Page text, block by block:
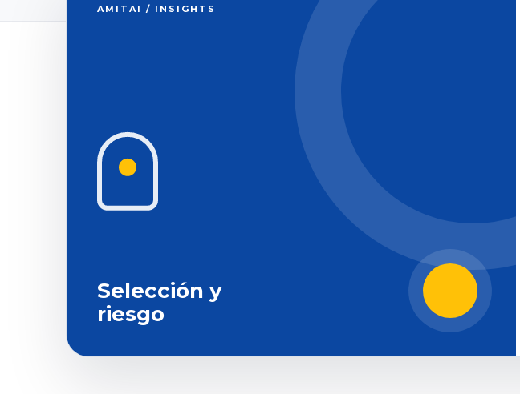
AMITAI / INSIGHTS
Selección y
riesgo